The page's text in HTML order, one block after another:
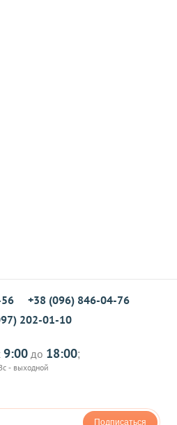
+38 (096) 846-04-76
202-01-10
9:00до 18:00;
- выходной
Подписаться